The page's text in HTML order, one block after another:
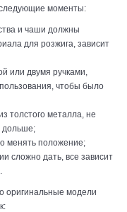
моменты:
и чаши должны
для розжига, зависит
или двумя ручками,
чтобы было
толстого металла, не
дольше;
менять положение;
сложно дать, все зависит
оригинальные модели